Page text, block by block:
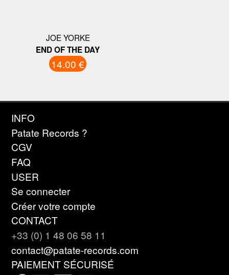
JOE YORKE
END OF THE DAY
14.00 €
INFO
Patate Records ?
CGV
FAQ
USER
Se connecter
Créer votre compte
CONTACT
+33 (0) 1 48 06 58 11
contact@patate-records.com
PAIEMENT SÉCURISÉ